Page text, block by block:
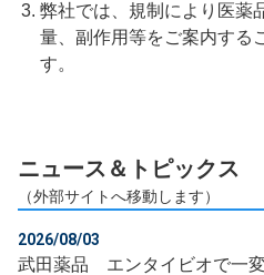
弊社では、規制により医薬
量、副作用等をご案内する
す。
ニュース＆トピックス
（外部サイトへ移動します）
2026/08/03
武田薬品 エンタイビオで一